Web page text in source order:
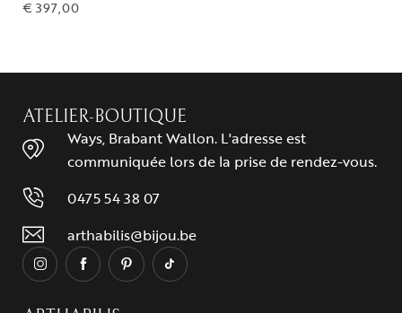
€397,00
ATELIER-BOUTIQUE
Ways, Brabant Wallon. L'adresse est
communiquée lors de la prise de rendez-vous.
0475 54 38 07
arthabilis@bijou.be